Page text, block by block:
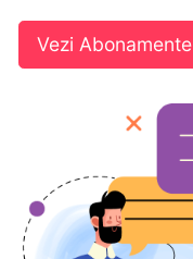
Vezi Abonamente